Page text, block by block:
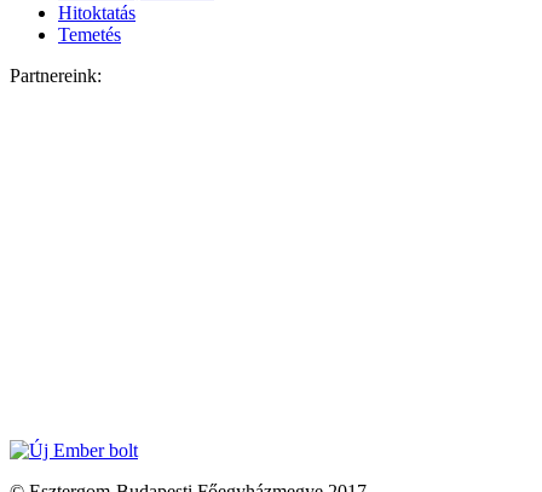
Hitoktatás
Temetés
Partnereink: